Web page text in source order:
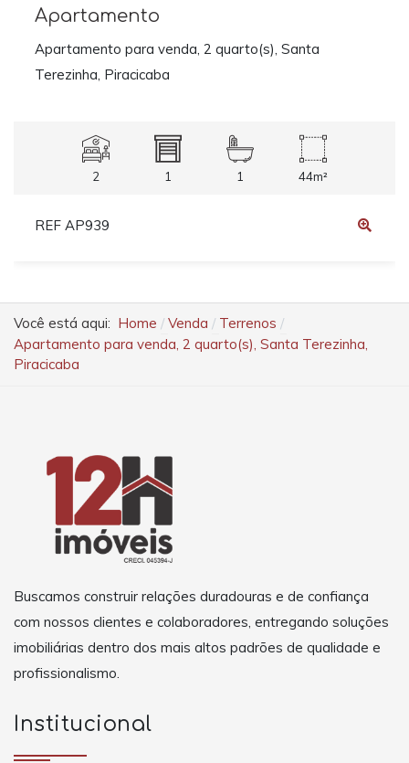
Apartamento
Apartamento para venda, 2 quarto(s), Santa
Terezinha, Piracicaba
2 1 1 44m²
REF AP939
Você está aqui: Home Venda
Terrenos
Apartamento para venda, 2 quarto(s), Santa Terezinha,
Piracicaba
Buscamos construir relações duradouras e de confiança
com nossos clientes e colaboradores, entregando soluções
imobiliárias dentro dos mais altos padrões de qualidade e
profissionalismo.
Institucional